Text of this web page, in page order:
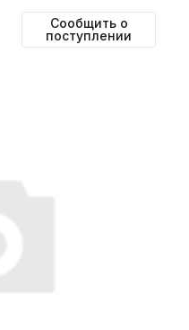
Сообщить о
поступлении